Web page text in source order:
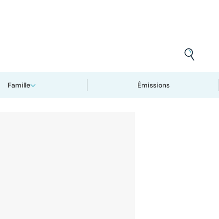
Famille Émissions